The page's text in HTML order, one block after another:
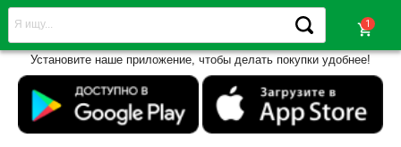
shopping_cart
Установите наше приложение, чтобы делать покупки удобнее!